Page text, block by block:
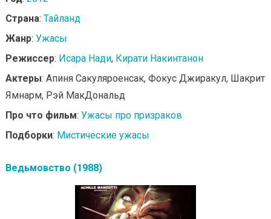
Страна: Тайланд
Жанр: Ужасы
Режиссер: Исара Нади, Кирати Накинтанон
Актеры: Апиня Сакуляроенсак, Фокус Джиракул, Шакрит
Ямнарм, Рэй МакДональд
Про что фильм: Ужасы про призраков
Подборки: Мистические ужасы
Ведьмовство (1988)